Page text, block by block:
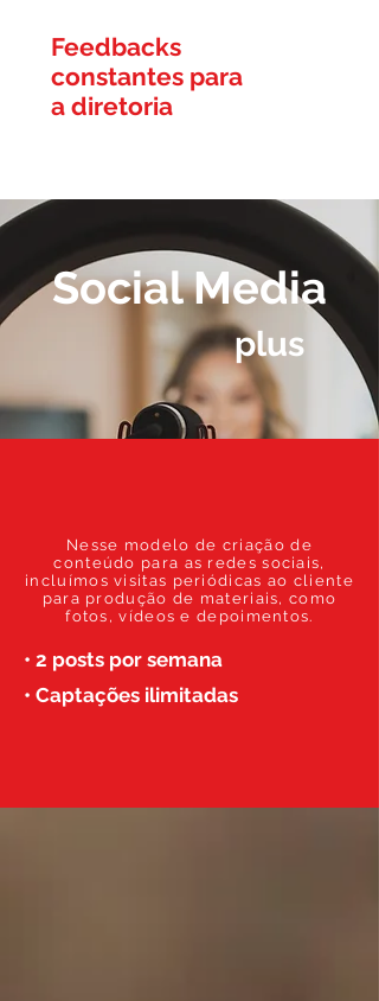
Feedbacks
constantes para
a diretoria
Social Media
plus
Nesse modelo de criação de
conteúdo para as redes sociais,
incluímos visitas periódicas ao cliente
para produção de materiais, como
fotos, vídeos e depoimentos.
• 2 posts por semana
• Captações ilimitadas